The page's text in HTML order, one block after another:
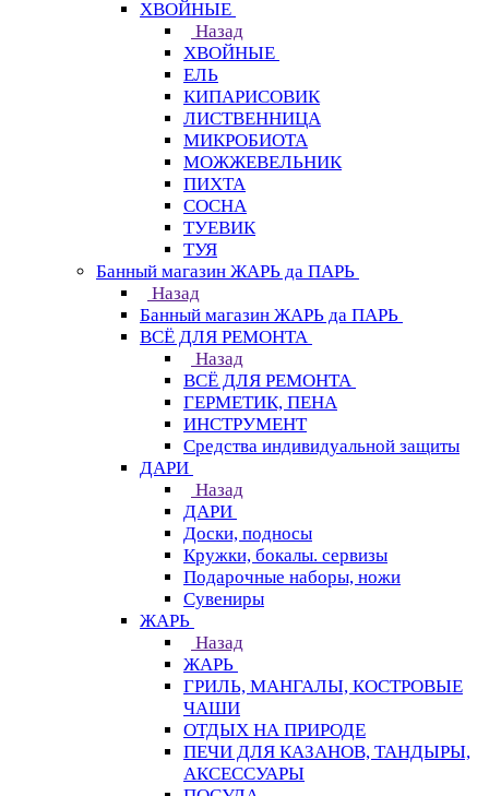
ХВОЙНЫЕ
Назад
ХВОЙНЫЕ
ЕЛЬ
КИПАРИСОВИК
ЛИСТВЕННИЦА
МИКРОБИОТА
МОЖЖЕВЕЛЬНИК
ПИХТА
СОСНА
ТУЕВИК
ТУЯ
Банный магазин ЖАРЬ да ПАРЬ
Назад
Банный магазин ЖАРЬ да ПАРЬ
ВСЁ ДЛЯ РЕМОНТА
Назад
ВСЁ ДЛЯ РЕМОНТА
ГЕРМЕТИК, ПЕНА
ИНСТРУМЕНТ
Средства индивидуальной защиты
ДАРИ
Назад
ДАРИ
Доски, подносы
Кружки, бокалы. сервизы
Подарочные наборы, ножи
Сувениры
ЖАРЬ
Назад
ЖАРЬ
ГРИЛЬ, МАНГАЛЫ, КОСТРОВЫЕ
ЧАШИ
ОТДЫХ НА ПРИРОДЕ
ПЕЧИ ДЛЯ КАЗАНОВ, ТАНДЫРЫ,
АКСЕССУАРЫ